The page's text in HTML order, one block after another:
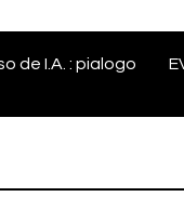
de I.A. : pialogo